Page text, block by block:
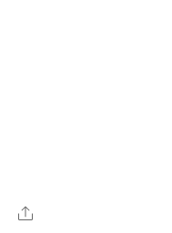
Share